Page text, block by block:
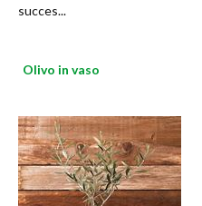
succes...
Olivo in vaso